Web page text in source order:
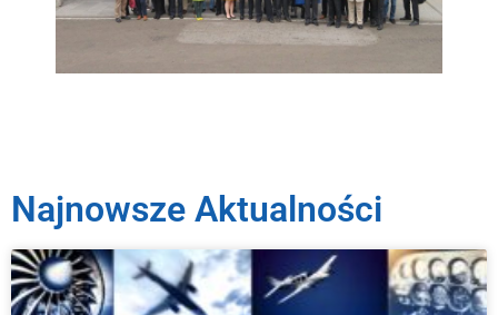
Najnowsze Aktualności